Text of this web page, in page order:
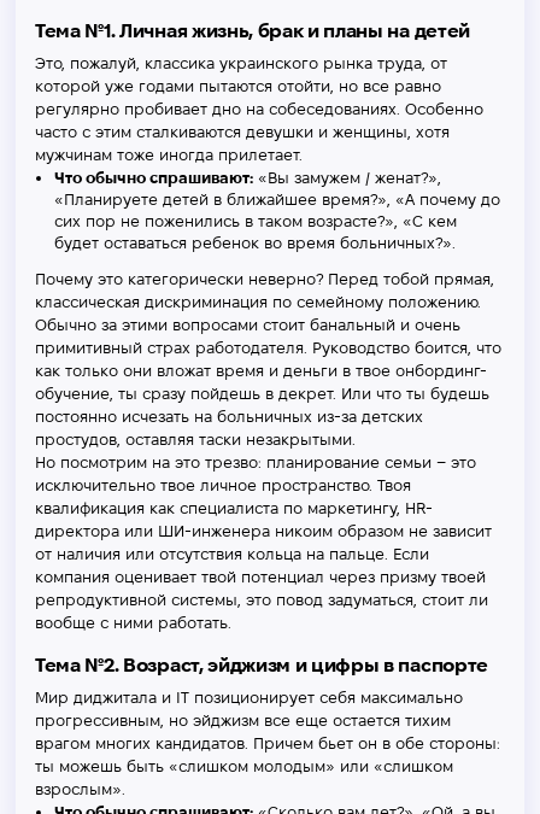
Тема №1. Личная жизнь, брак и планы на детей
Это, пожалуй, классика украинского рынка труда, от
которой уже годами пытаются отойти, но все равно
регулярно пробивает дно на собеседованиях. Особенно
часто с этим сталкиваются девушки и женщины, хотя
мужчинам тоже иногда прилетает.
Что обычно спрашивают: «Вы замужем / женат?»,
«Планируете детей в ближайшее время?», «А почему до
сих пор не поженились в таком возрасте?», «С кем
будет оставаться ребенок во время больничных?».
Почему это категорически неверно? Перед тобой прямая,
классическая дискриминация по семейному положению.
Обычно за этими вопросами стоит банальный и очень
примитивный страх работодателя. Руководство боится, что
как только они вложат время и деньги в твое онбординг-
обучение, ты сразу пойдешь в декpет. Или что ты будешь
постоянно исчезать на больничных из-за детских
простудов, оставляя таски незакрытыми.
Но посмотрим на это трезво: планирование семьи – это
исключительно твое личное пространство. Твоя
квалификация как специалиста по маркетингу, HR-
директора или ШИ-инженера никоим образом не зависит
от наличия или отсутствия кольца на пальце. Если
компания оценивает твой потенциал через призму твоей
репродуктивной системы, это повод задуматься, стоит ли
вообще с ними работать.
Тема №2. Возраст, эйджизм и цифры в паспорте
Мир диджитала и IT позиционирует себя максимально
прогрессивным, но эйджизм все еще остается тихим
врагом многих кандидатов. Причем бьет он в обе стороны:
ты можешь быть «слишком молодым» или «слишком
взрослым».